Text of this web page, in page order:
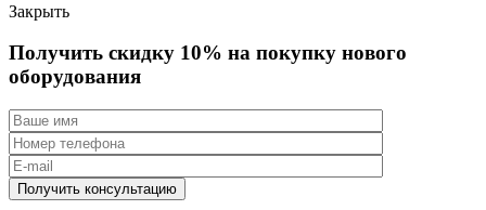
Закрыть
Получить скидку 10% на покупку нового
оборудования